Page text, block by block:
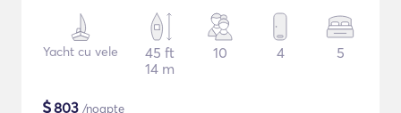
Yacht cu vele
45 ft
14 m
10 4 5
$803 /noapte